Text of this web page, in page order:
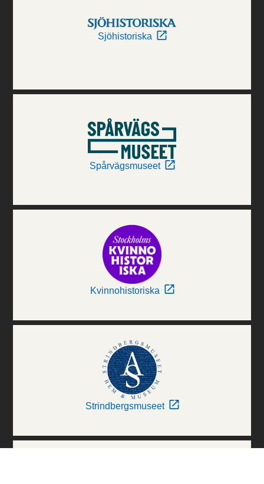
Sjöhistoriska
Spårvägsmuseet
Kvinnohistoriska
Strindbergsmuseet